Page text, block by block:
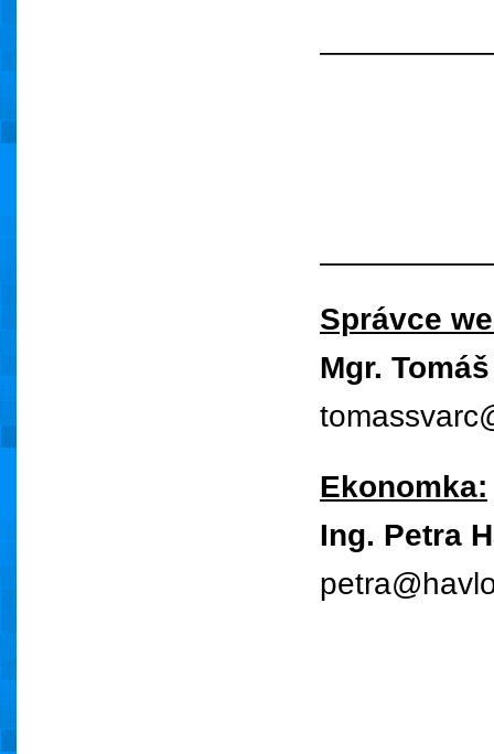
Správce
Mgr.
Ekonomka:
Ing. Petra